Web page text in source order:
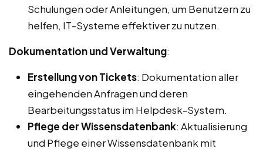
Schulungen oder Anleitungen, um Benutzern zu
helfen, IT-Systeme effektiver zu nutzen.
Dokumentation und Verwaltung:
Erstellung von Tickets: Dokumentation aller
eingehenden Anfragen und deren
Bearbeitungsstatus im Helpdesk-System.
Pflege der Wissensdatenbank: Aktualisierung
und Pflege einer Wissensdatenbank mit